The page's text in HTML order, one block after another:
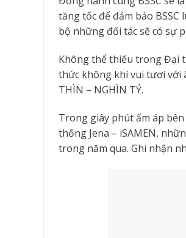
tăng tốc để đảm bảo
bộ những đối tác sẽ có sự
Không thể thiếu trong Đại
thức không khí vui tươi với
THÌN – NGHÌN TỶ.
Trong giây phút ấm áp
thống Jena – iSAMEN,
trong năm qua. Ghi nhận